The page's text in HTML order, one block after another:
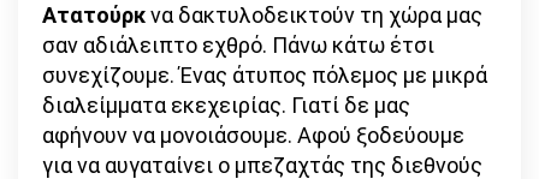
Ατατούρκνα δακτυλοδεικτούν τη χώρα μας
σαν αδιάλειπτο εχθρό. Πάνω κάτω έτσι
συνεχίζουμε. Ένας άτυπος πόλεμος με μικρά
διαλείμματα εκεχειρίας. Γιατί δε μας
αφήνουν να μονοιάσουμε. Αφού ξοδεύουμε
για να αυγαταίνει ο μπεζαχτάς της διεθνούς